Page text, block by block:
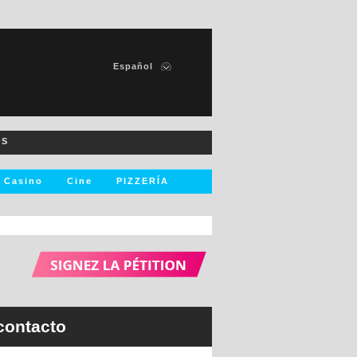
Español
256 resultados
Casino Cine PIZZERÍA